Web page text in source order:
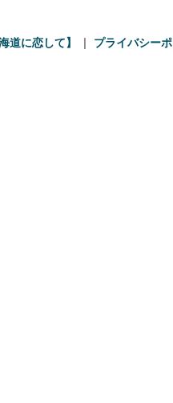
道に恋して】 プライバシー